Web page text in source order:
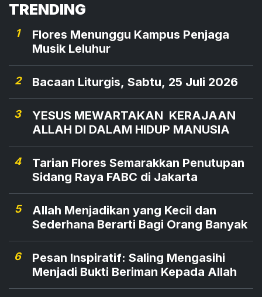
TRENDING
1
Flores Menunggu Kampus Penjaga
Musik Leluhur
2 Bacaan Liturgis, Sabtu, 25 Juli 2026
3
YESUS MEWARTAKAN KERAJAAN
ALLAH DI DALAM HIDUP MANUSIA
4
Tarian Flores Semarakkan Penutupan
Sidang Raya FABC di Jakarta
5
Allah Menjadikan yang Kecil dan
Sederhana Berarti Bagi Orang Banyak
6
Pesan Inspiratif: Saling Mengasihi
Menjadi Bukti Beriman Kepada Allah